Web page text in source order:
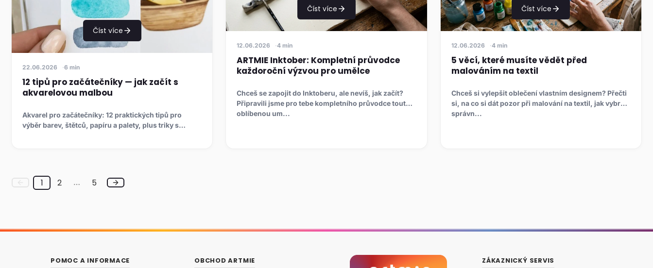
Číst více
22.06.2026 6 min
12 tipů pro začátečníky — jak začít s
akvarelovou malbou
Akvarel pro začátečníky: 12 praktických tipů pro
výběr barev, štětců, papíru a palety, plus triky s
Číst více
12.06.2026 4 min
ARTMIE Inktober: Kompletní průvodce
každoroční výzvou pro umělce
Chceš se zapojit do Inktoberu, ale nevíš, jak začít?
Připravili jsme pro tebe kompletního průvodce touto
oblíbenou um...
Číst více
12.06.2026 4 min
5 věcí, které musíte vědět před
malováním na textil
Chceš si vylepšit oblečení vlastním designem? Přečti
si, na co si dát pozor při malování na textil, jak vybrat
správn...
1 2 … 5
POMOC A INFORMACE OBCHOD ARTMIE ZÁKAZNICKÝ SERVIS